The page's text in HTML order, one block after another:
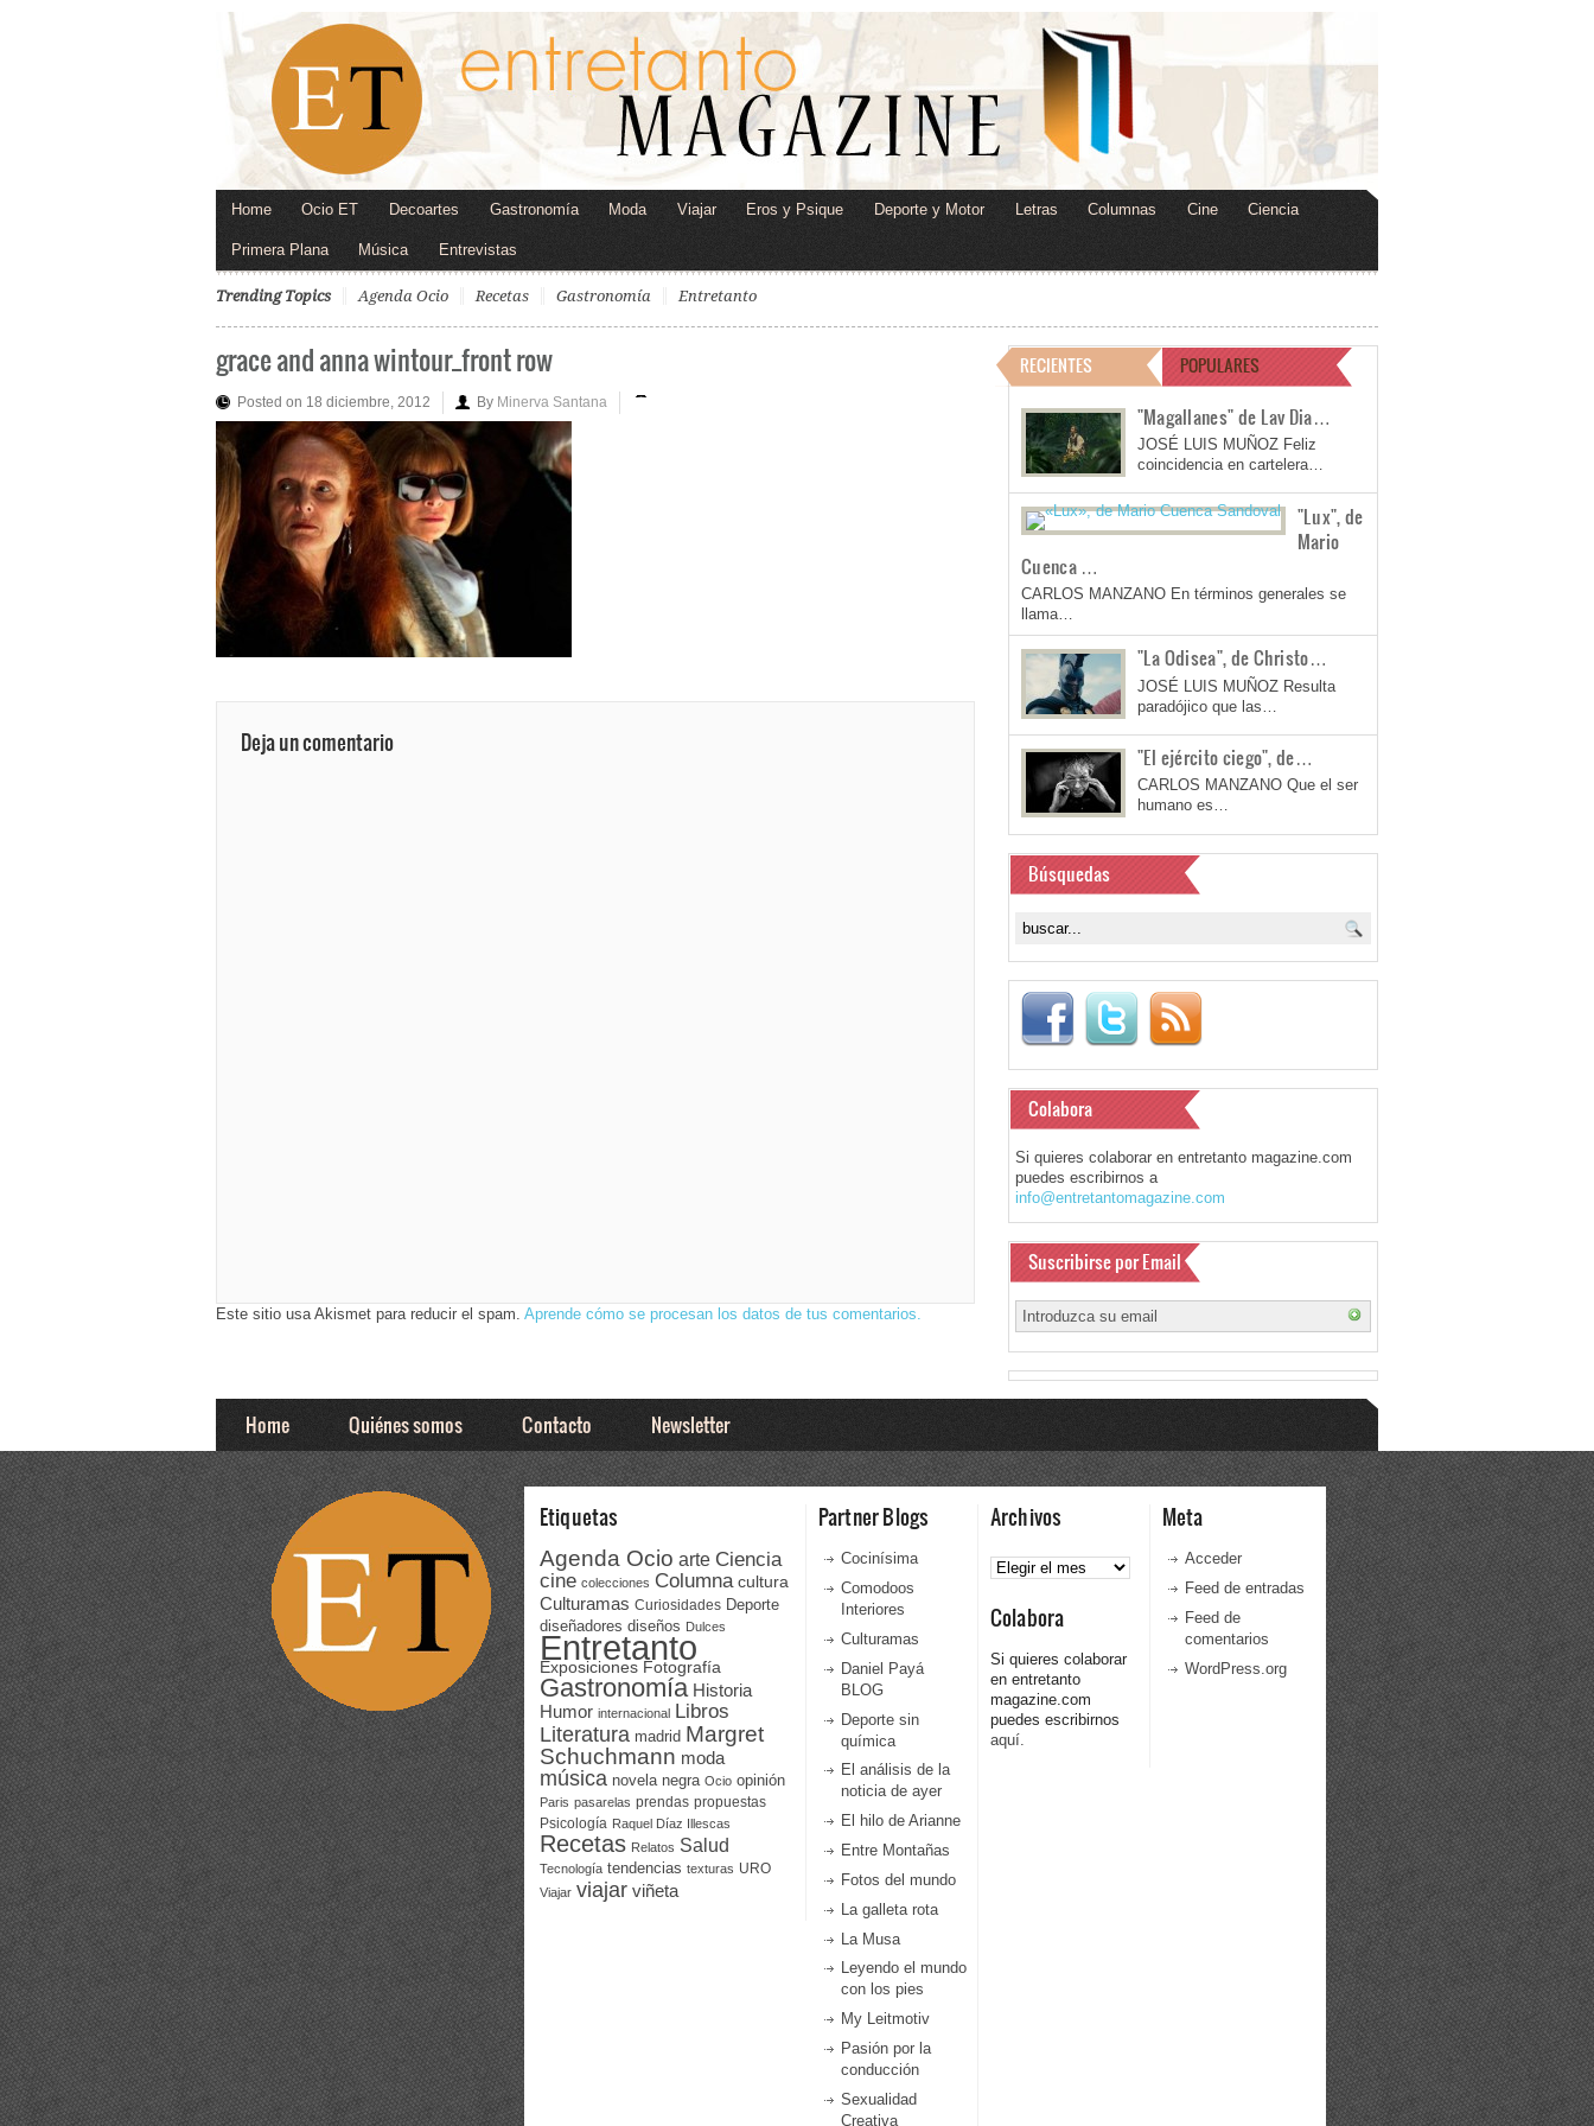
Home Ocio ET Decoartes Gastronomía Moda Viajar Eros y Psique Deporte y Motor Letras Columnas Cine Ciencia
Primera Plana Música Entrevistas
Trending Topics Agenda Ocio Recetas Gastronomía Entretanto
grace and anna wintour_front row
Posted on 18 diciembre, 2012 By Minerva Santana
Deja un comentario
Este sitio usa Akismet para reducir el spam. Aprende cómo se procesan los datos de tus comentarios.
RECIENTES POPULARES
"Magallanes" de Lav Dia…
JOSÉ LUIS MUÑOZ Feliz
coincidencia en cartelera…
"Lux", de
Mario
Cuenca …
CARLOS MANZANO En términos generales se
llama…
"La Odisea", de Christo…
JOSÉ LUIS MUÑOZ Resulta
paradójico que las…
"El ejército ciego", de…
CARLOS MANZANO Que el ser
humano es…
Búsquedas
Colabora
Si quieres colaborar en entretanto magazine.com
puedes escribirnos a
info@entretantomagazine.com
Suscribirse por Email
Home Quiénes somos Contacto Newsletter
Etiquetas
Agenda Ocio arte Ciencia
cine colecciones Columna cultura
Culturamas Curiosidades Deporte
diseñadores diseños Dulces
Entretanto
Exposiciones Fotografía
Gastronomía Historia
Humor internacional Libros
Literatura madrid Margret
Schuchmann moda
música novela negra Ocio opinión
Paris pasarelas prendas propuestas
Psicología Raquel Díaz Illescas
Recetas Relatos Salud
Tecnología tendencias texturas URO
Viajar viajar viñeta
Partner Blogs
Cocinísima
Comodoos
Interiores
Culturamas
Daniel Payá
BLOG
Deporte sin
química
El análisis de la
noticia de ayer
El hilo de Arianne
Entre Montañas
Fotos del mundo
La galleta rota
La Musa
Leyendo el mundo
con los pies
My Leitmotiv
Pasión por la
conducción
Sexualidad
Creativa
Archivos
Archivos
Colabora
Si quieres colaborar
en entretanto
magazine.com
puedes escribirnos
aquí.
Meta
Acceder
Feed de entradas
Feed de
comentarios
WordPress.org